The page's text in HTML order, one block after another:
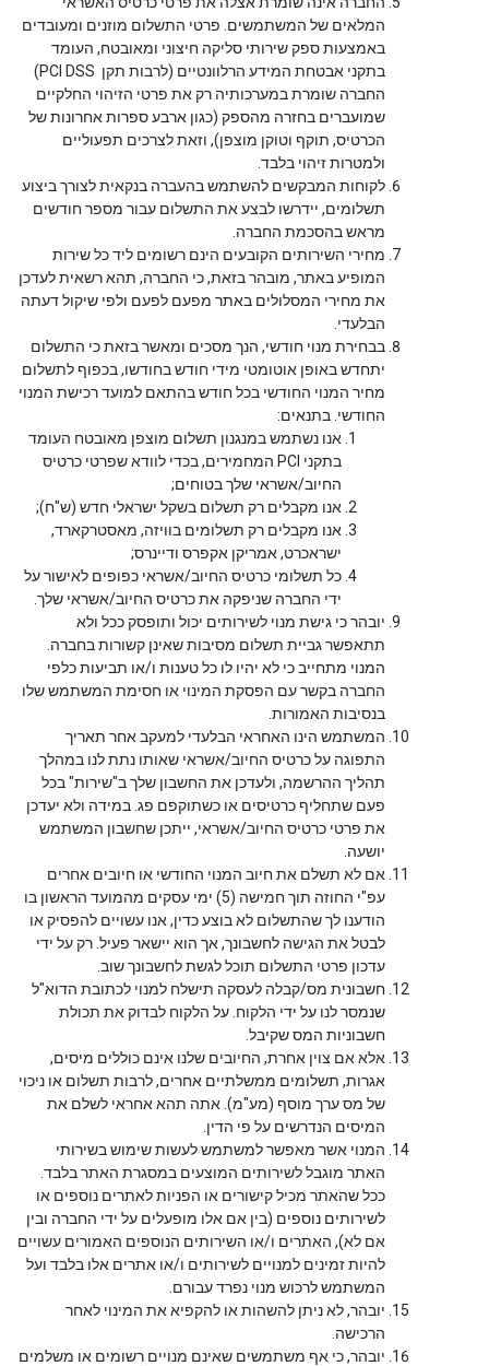
המלאים של המשתמשים. פרטי התשלום מוזנים ומעובדים
באמצעות ספק שירותי סליקה חיצוני ומאובטח, העומד
בתקני אבטחת המידע הרלוונטיים (לרבות תקן PCI DSS)
החברה שומרת במערכותיה רק את פרטי הזיהוי החלקיים
שמועברים בחזרה מהספק (כגון ארבע ספרות אחרונות של
הכרטיס, תוקף וטוקן מוצפן), וזאת לצרכים תפעוליים
ולמטרות זיהוי בלבד.
לקוחות המבקשים להשתמש בהעברה בנקאית לצורך ביצוע
תשלומים, יידרשו לבצע את התשלום עבור מספר חודשים
מראש בהסכמת החברה.
מחירי השירותים הקובעים הינם רשומים ליד כל שירות
המופיע באתר, מובהר בזאת, כי החברה, תהא רשאית לעדכן
את מחירי המסלולים באתר מפעם לפעם ולפי שיקול דעתה
הבלעדי.
בבחירת מנוי חודשי, הנך מסכים ומאשר בזאת כי התשלום
יתחדש באופן אוטומטי מידי חודש בחודשו, בכפוף לתשלום
מחיר המנוי החודשי בכל חודש בהתאם למועד רכישת המנוי
החודשי. בתנאים:
אנו נשתמש במנגנון תשלום מוצפן מאובטח העומד
בתקני PCI המחמירים, בכדי לוודא שפרטי כרטיס
החיוב/אשראי שלך בטוחים;
אנו מקבלים רק תשלום בשקל ישראלי חדש (ש"ח);
אנו מקבלים רק תשלומים בוויזה, מאסטרקארד,
ישראכרט, אמריקן אקפרס ודיינרס;
כל תשלומי כרטיס החיוב/אשראי כפופים לאישור על
ידי החברה שניפקה את כרטיס החיוב/אשראי שלך.
יובהר כי גישת מנוי לשירותים יכול ותופסק ככל ולא
תתאפשר גביית תשלום מסיבות שאינן קשורות בחברה.
המנוי מתחייב כי לא יהיו לו כל טענות ו/או תביעות כלפי
החברה בקשר עם הפסקת המינוי או חסימת המשתמש שלו
בנסיבות האמורות.
המשתמש הינו האחראי הבלעדי למעקב אחר תאריך
התפוגה על כרטיס החיוב/אשראי שאותו נתת לנו במהלך
תהליך ההרשמה, ולעדכן את החשבון שלך ב"שירות" בכל
פעם שתחליף כרטיסים או כשתוקפם פג. במידה ולא יעדכן
את פרטי כרטיס החיוב/אשראי, ייתכן שחשבון המשתמש
יושעה.
אם לא תשלם את חיוב המנוי החודשי או חיובים אחרים
עפ"י החוזה תוך חמישה (5) ימי עסקים מהמועד הראשון בו
הודענו לך שהתשלום לא בוצע כדין, אנו עשויים להפסיק או
לבטל את הגישה לחשבונך, אך הוא יישאר פעיל. רק על ידי
עדכון פרטי התשלום תוכל לגשת לחשבונך שוב.
חשבונית מס/קבלה לעסקה תישלח למנוי לכתובת הדוא"ל
שנמסר לנו על ידי הלקוח. על הלקוח לבדוק את תכולת
חשבוניות המס שקיבל.
אלא אם צוין אחרת, החיובים שלנו אינם כוללים מיסים,
אגרות, תשלומים ממשלתיים אחרים, לרבות תשלום או ניכוי
של מס ערך מוסף (מע"מ). אתה תהא אחראי לשלם את
המיסים הנדרשים על פי הדין.
המנוי אשר מאפשר למשתמש לעשות שימוש בשירותי
האתר מוגבל לשירותים המוצעים במסגרת האתר בלבד.
ככל שהאתר מכיל קישורים או הפניות לאתרים נוספים או
לשירותים נוספים (בין אם אלו מופעלים על ידי החברה ובין
אם לא), האתרים ו/או השירותים הנוספים האמורים עשויים
להיות זמינים למנויים לשירותים ו/או אתרים אלו בלבד ועל
המשתמש לרכוש מנוי נפרד עבורם.
יובהר, לא ניתן להשהות או להקפיא את המינוי לאחר
הרכישה.
יובהר, כי אף משתמשים שאינם מנויים רשומים או משלמים